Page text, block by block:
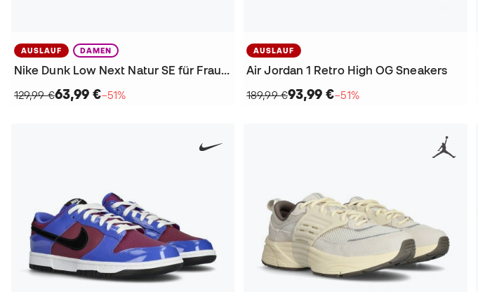
AUSLAUF DAMEN
Nike Dunk Low Next Natur SE für Frauen Sneakers
129,99 €63,99 €−51%
AUSLAUF
Air Jordan 1 Retro High OG Sneakers
189,99 €93,99 €−51%